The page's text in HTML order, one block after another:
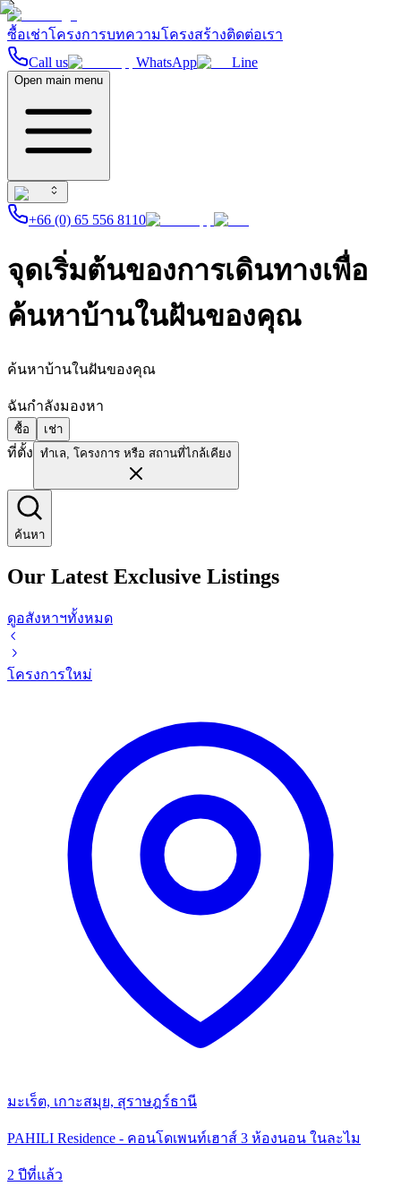
ซื้อเช่าโครงการบทความโครงสร้างติดต่อเรา
Call us
WhatsApp Line
Open main menu
+66 (0) 65 556 8110
จุดเริ่มต้นของการเดินทางเพื่อ
ค้นหาบ้านในฝันของคุณ
ค้นหาบ้านในฝันของคุณ
ฉันกำลังมองหา
ซื้อ เช่า
ที่ตั้ง ทำเล, โครงการ หรือ สถานที่ไกล้เคียง
ค้นหา
Our Latest Exclusive Listings
ดูอสังหาฯทั้งหมด
โครงการใหม่
มะเร็ต, เกาะสมุย, สุราษฎร์ธานี
PAHILI Residence - คอนโดเพนท์เฮาส์ 3 ห้องนอน ในละไม
2 ปีที่แล้ว